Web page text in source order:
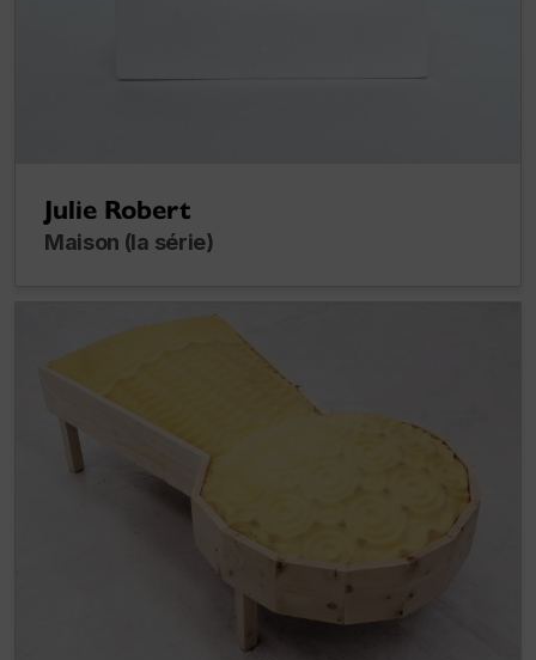
Julie Robert
Maison (la série)